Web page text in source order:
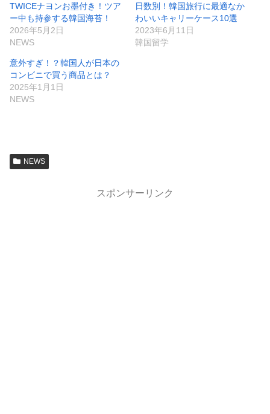
TWICEナヨンお墨付き！ツア
ー中も持参する韓国海苔！
2026年5月2日
NEWS
日数別！韓国旅行に最適なか
わいいキャリーケース10選
2023年6月11日
韓国留学
意外すぎ！？韓国人が日本の
コンビニで買う商品とは？
2025年1月1日
NEWS
NEWS
スポンサーリンク